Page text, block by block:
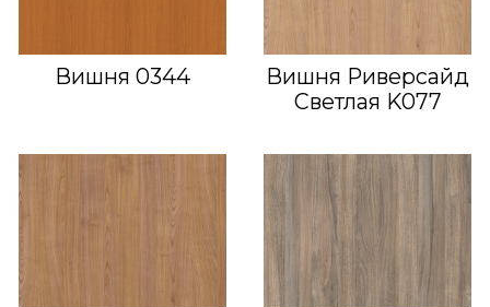
Вишня 0344
Вишня Риверсайд
Светлая K077